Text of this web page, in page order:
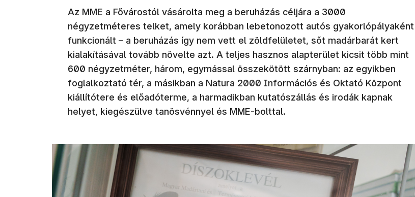
Az MME a Fővárostól vásárolta meg a beruházás céljára a 3000
négyzetméteres telket, amely korábban lebetonozott autós gyakorlópályaként
funkcionált – a beruházás így nem vett el zöldfelületet, sőt madárbarát kert
kialakításával tovább növelte azt. A teljes hasznos alapterület kicsit több mint
600 négyzetméter, három, egymással összekötött szárnyban: az egyikben
foglalkoztató tér, a másikban a Natura 2000 Információs és Oktató Központ
kiállítótere és előadóterme, a harmadikban kutatószállás és irodák kapnak
helyet, kiegészülve tanösvénnyel és MME-bolttal.